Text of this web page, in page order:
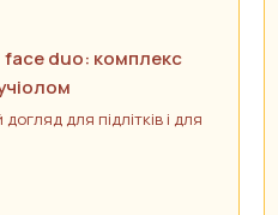
duo: комплекс
для підлітків і для